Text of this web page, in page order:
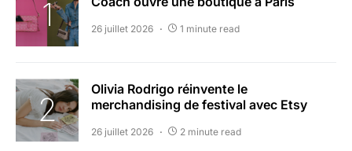
26 juillet 2026 1 minute read
Olivia Rodrigo réinvente le
merchandising de festival avec Etsy
26 juillet 2026 2 minute read